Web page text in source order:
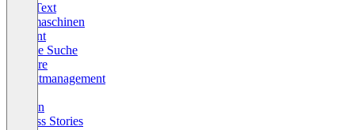
SEO Text
Suchmaschinen
Content
Google Suche
Karriere
Projektmanagement
Studien
Success Stories